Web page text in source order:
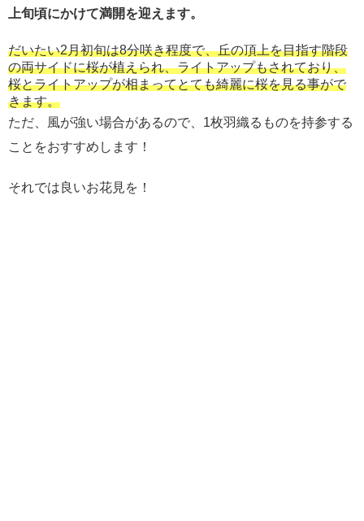
上旬頃にかけて満開を迎えます。
だいたい2月初旬は8分咲き程度で、丘の頂上を目指す階段
の両サイドに桜が植えられ、ライトアップもされており、
桜とライトアップが相まってとても綺麗に桜を見る事がで
きます。
ただ、風が強い場合があるので、1枚羽織るものを持参する
ことをおすすめします！
それでは良いお花見を！